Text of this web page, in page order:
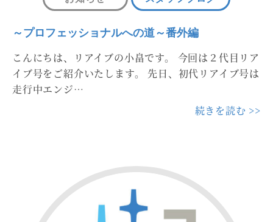
～プロフェッショナルへの道～番外編
こんにちは、リアイブの小畠です。 今回は２代目リア
イブ号をご紹介いたします。 先日、初代リアイブ号は
走行中エンジ…
続きを読む >>